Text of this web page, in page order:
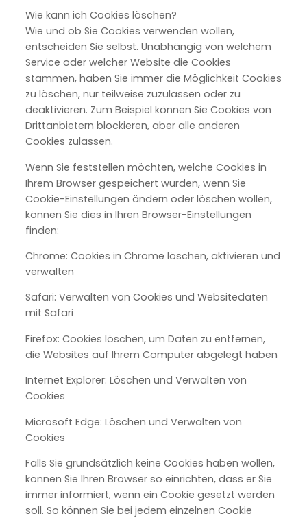
Wie kann ich Cookies löschen?
Wie und ob Sie Cookies verwenden wollen,
entscheiden Sie selbst. Unabhängig von welchem
Service oder welcher Website die Cookies
stammen, haben Sie immer die Möglichkeit Cookies
zu löschen, nur teilweise zuzulassen oder zu
deaktivieren. Zum Beispiel können Sie Cookies von
Drittanbietern blockieren, aber alle anderen
Cookies zulassen.
Wenn Sie feststellen möchten, welche Cookies in
Ihrem Browser gespeichert wurden, wenn Sie
Cookie-Einstellungen ändern oder löschen wollen,
können Sie dies in Ihren Browser-Einstellungen
finden:
Chrome: Cookies in Chrome löschen, aktivieren und
verwalten
Safari: Verwalten von Cookies und Websitedaten
mit Safari
Firefox: Cookies löschen, um Daten zu entfernen,
die Websites auf Ihrem Computer abgelegt haben
Internet Explorer: Löschen und Verwalten von
Cookies
Microsoft Edge: Löschen und Verwalten von
Cookies
Falls Sie grundsätzlich keine Cookies haben wollen,
können Sie Ihren Browser so einrichten, dass er Sie
immer informiert, wenn ein Cookie gesetzt werden
soll. So können Sie bei jedem einzelnen Cookie